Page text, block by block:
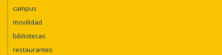
campus
movilidad
bibliotecas
restaurantes